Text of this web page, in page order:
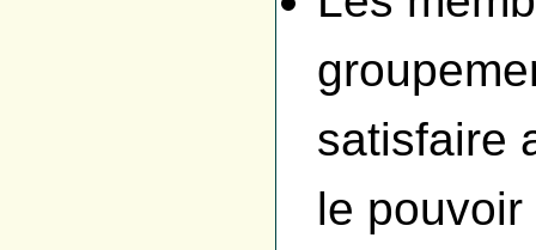
satisfaire
le